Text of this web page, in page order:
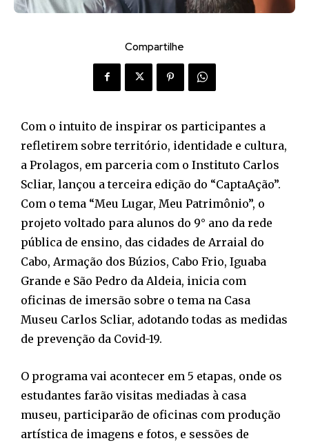
Compartilhe
Com o intuito de inspirar os participantes a
refletirem sobre território, identidade e cultura,
a Prolagos, em parceria com o Instituto Carlos
Scliar, lançou a terceira edição do “CaptaAção”.
Com o tema “Meu Lugar, Meu Patrimônio”, o
projeto voltado para alunos do 9° ano da rede
pública de ensino, das cidades de Arraial do
Cabo, Armação dos Búzios, Cabo Frio, Iguaba
Grande e São Pedro da Aldeia, inicia com
oficinas de imersão sobre o tema na Casa
Museu Carlos Scliar, adotando todas as medidas
de prevenção da Covid-19.
O programa vai acontecer em 5 etapas, onde os
estudantes farão visitas mediadas à casa
museu, participarão de oficinas com produção
artística de imagens e fotos, e sessões de